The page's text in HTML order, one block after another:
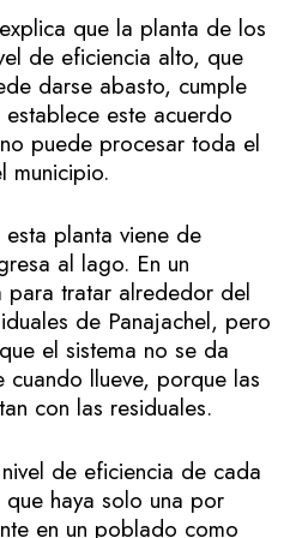
que la planta de los
de eficiencia alto, que
darse abasto, cumple
este acuerdo
puede procesar toda el
municipio.
planta viene de
al lago. En un
para tratar alrededor del
de Panajachel, pero
el sistema no se da
cuando llueve, porque las
con las residuales.
de eficiencia de cada
haya solo una por
en un poblado como